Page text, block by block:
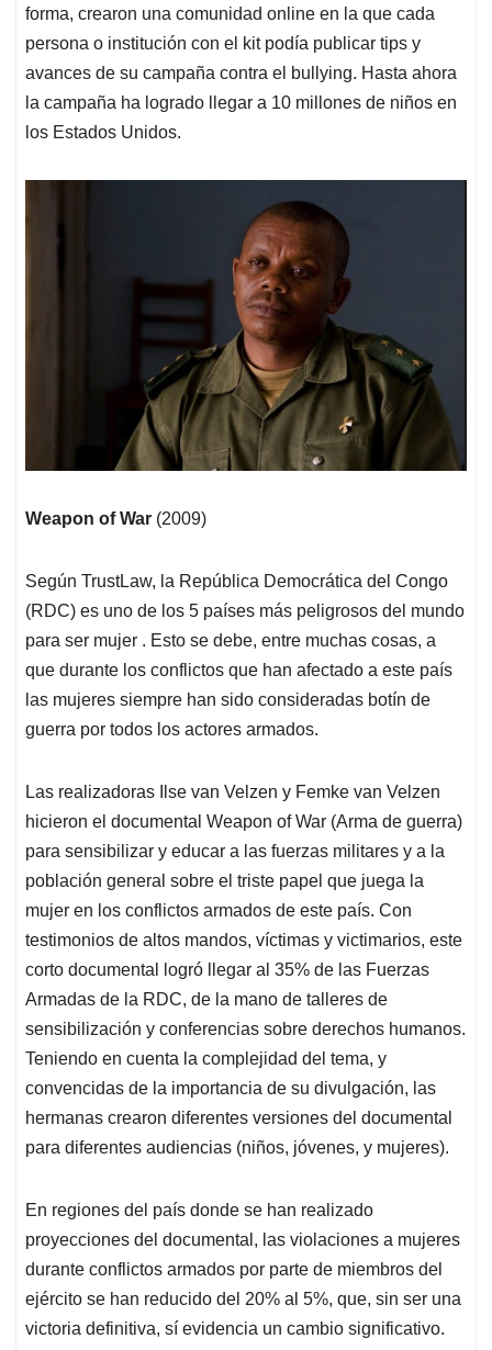
forma, crearon una comunidad online en la que cada
persona o institución con el kit podía publicar tips y
avances de su campaña contra el bullying. Hasta ahora
la campaña ha logrado llegar a 10 millones de niños en
los Estados Unidos.
Weapon of War (2009)
Según TrustLaw, la República Democrática del Congo
(RDC) es uno de los 5 países más peligrosos del mundo
para ser mujer . Esto se debe, entre muchas cosas, a
que durante los conflictos que han afectado a este país
las mujeres siempre han sido consideradas botín de
guerra por todos los actores armados.
Las realizadoras Ilse van Velzen y Femke van Velzen
hicieron el documental Weapon of War (Arma de guerra)
para sensibilizar y educar a las fuerzas militares y a la
población general sobre el triste papel que juega la
mujer en los conflictos armados de este país. Con
testimonios de altos mandos, víctimas y victimarios, este
corto documental logró llegar al 35% de las Fuerzas
Armadas de la RDC, de la mano de talleres de
sensibilización y conferencias sobre derechos humanos.
Teniendo en cuenta la complejidad del tema, y
convencidas de la importancia de su divulgación, las
hermanas crearon diferentes versiones del documental
para diferentes audiencias (niños, jóvenes, y mujeres).
En regiones del país donde se han realizado
proyecciones del documental, las violaciones a mujeres
durante conflictos armados por parte de miembros del
ejército se han reducido del 20% al 5%, que, sin ser una
victoria definitiva, sí evidencia un cambio significativo.